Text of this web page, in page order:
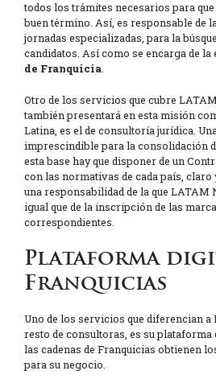
todos los trámites necesarios para
buen término. Así, es responsable de
jornadas especializadas, para la
candidatos. Así como se encarga de
de Franquicia.
Otro de los servicios que cubre
también presentará en esta misión
Latina, es el de consultoría jurídica.
imprescindible para la consolidación
esta base hay que disponer de un
con las normativas de cada país, claro
una responsabilidad de la que LATAM
igual que de la inscripción de las
correspondientes.
Plataforma
Franquicias
Uno de los servicios que diferencian a
resto de consultoras, es su plataforma
las cadenas de Franquicias obtienen
para su negocio.